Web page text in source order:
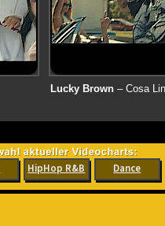
Lucky Brown– Cosa
HipHop R&B Dance